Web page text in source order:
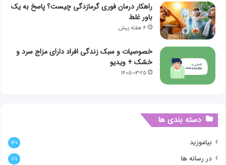
راهکار درمان فوری گرمازدگی چیست؟ پاسخ به یک
باور غلط
۴ هفته پیش
خصوصیات و سبک زندگی افراد دارای مزاج سرد و
خشک + ویدیو
۱۴۰۵-۰۳-۲۵
دسته بندی ها
بیاموزید ۱۲۰
در رسانه ها ۱۱۱